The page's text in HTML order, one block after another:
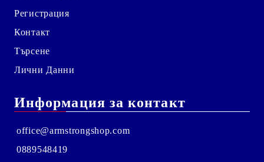
Регистрация
Контакт
Търсене
Лични Данни
Информация за контакт
office@armstrongshop.com
0889548419